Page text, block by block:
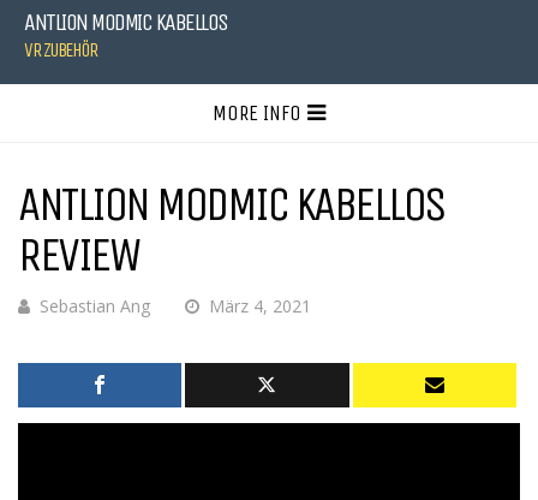
ANTLION MODMIC KABELLOS
VR ZUBEHÖR
MORE INFO
ANTLION MODMIC KABELLOS
REVIEW
Sebastian Ang März 4, 2021